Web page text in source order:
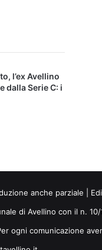
l’ex Avellino
dalla Serie C: i
anche parziale |
di Avellino con il n.
ogni comunicazione